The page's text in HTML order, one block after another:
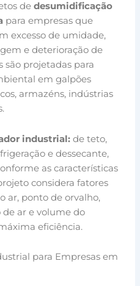
dedesumidificação
para empresas que
excesso de umidade,
e deterioração de
são projetadas para
em galpões
armazéns, indústrias
industrial:de teto,
e dessecante,
as características
considera fatores
ar, ponto de orvalho,
ar e volume do
eficiência.
para Empresas em